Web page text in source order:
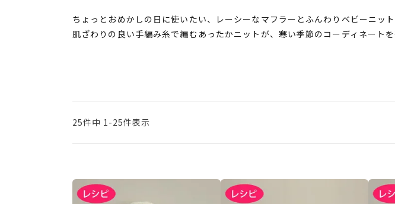
ちょっとおめかしの日に使いたい、レーシーなマフラーとふんわりベビーニット
肌ざわりの良い手編み糸で編むあったかニットが、寒い季節のコーディネートを
25件中 1 -25件表示